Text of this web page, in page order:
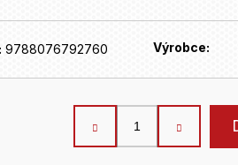
9788076792760 Výrobce: